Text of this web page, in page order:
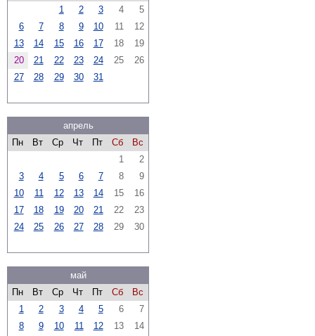
1
2 3 4
5
6
7 8 9 10 11
12
13
14 15 16 17 18
19
20
21 22 23 24 25
26
27
28 29 30 31
апрель
Пн
Вт Ср Чт Пт Сб
Вс
1
2
3
4 5 6 7 8
9
10
11 12 13 14 15
16
17
18 19 20 21 22
23
24
25 26 27 28 29 30
май
Пн
Вт Ср Чт Пт Сб
Вс
1
2 3 4 5 6
7
8
9 10 11 12 13
14